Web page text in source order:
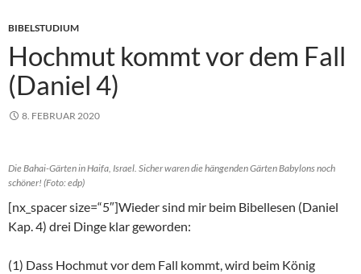
BIBELSTUDIUM
Hochmut kommt vor dem Fall
(Daniel 4)
8. FEBRUAR 2020
Die Bahai-Gärten in Haifa, Israel. Sicher waren die hängenden Gärten Babylons noch
schöner! (Foto: edp)
[nx_spacer size=“5″]Wieder sind mir beim Bibellesen (Daniel
Kap. 4) drei Dinge klar geworden:
(1) Dass Hochmut vor dem Fall kommt, wird beim König